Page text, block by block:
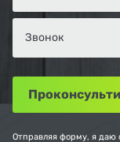
Отправляя форму, я даю